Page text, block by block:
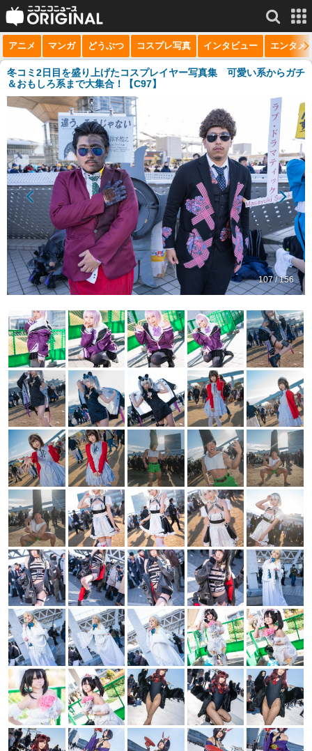
サービス一覧 もっと見る
niconico
動画
生放送
ニュース
チャンネル
マンガ
ニコニコQ
アニメ マンガ どうぶつ コスプレ写真 インタビュー エンタメ
冬コミ2日目を盛り上げたコスプレイヤー写真集 可愛い系からガチ
＆おもしろ系まで大集合！【C97】
107 / 156